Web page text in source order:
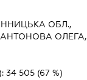
ОБЛ.,
ОЛЕГА,
34 505(67 %)